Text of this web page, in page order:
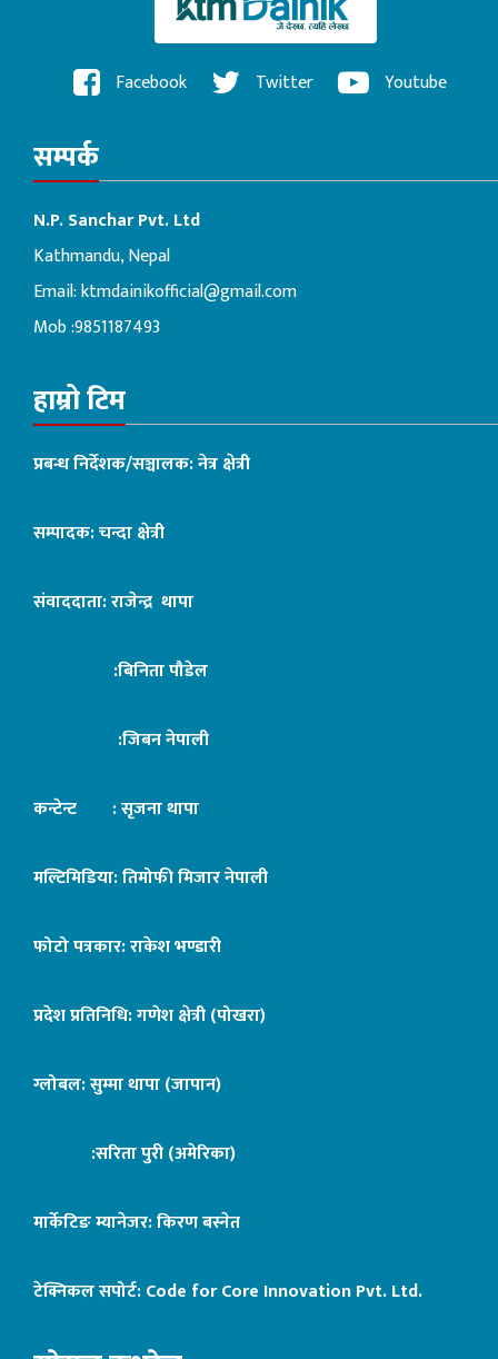
Facebook Twitter Youtube
सम्पर्क
N.P. Sanchar Pvt. Ltd
Kathmandu, Nepal
Email:ktmdainikofficial@gmail.com
Mob :9851187493
हाम्रो टिम
प्रबन्ध निर्देशक/सञ्चालक: नेत्र क्षेत्री
सम्पादक: चन्दा क्षेत्री
संवाददाता: राजेन्द्र थापा
:बिनिता पौडेल
:जिबन नेपाली
कन्टेन्ट : सृजना थापा
मल्टिमिडिया: तिमोफी मिजार नेपाली
फोटो पत्रकार: राकेश भण्डारी
प्रदेश प्रतिनिधि: गणेश क्षेत्री (पोखरा)
ग्लोबल: सुम्मा थापा (जापान)
:सरिता पुरी (अमेरिका)
मार्केटिङ म्यानेजर: किरण बस्नेत
टेक्निकल सपोर्ट:Code for Core Innovation Pvt. Ltd.